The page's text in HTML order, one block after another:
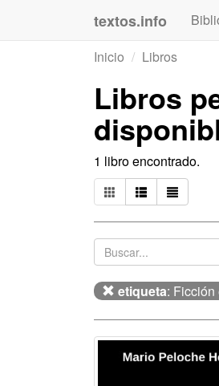
textos.info
Inicio
Libros
Libros
1 libro encontrado.
etiqueta: